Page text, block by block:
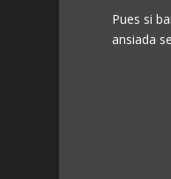
Pues si
ansiada